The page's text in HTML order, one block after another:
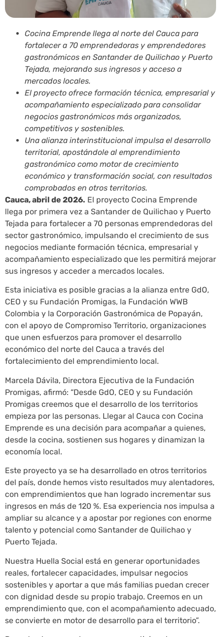
Cocina Emprende llega al norte del Cauca para
fortalecer a 70 emprendedoras y emprendedores
gastronómicos en Santander de Quilichao y Puerto
Tejada, mejorando sus ingresos y acceso a
mercados locales.
El proyecto ofrece formación técnica, empresarial y
acompañamiento especializado para consolidar
negocios gastronómicos más organizados,
competitivos y sostenibles.
Una alianza interinstitucional impulsa el desarrollo
territorial, apostándole al emprendimiento
gastronómico como motor de crecimiento
económico y transformación social, con resultados
comprobados en otros territorios.
Cauca, abril de 2026. El proyecto Cocina Emprende
llega por primera vez a Santander de Quilichao y Puerto
Tejada para fortalecer a 70 personas emprendedoras del
sector gastronómico, impulsando el crecimiento de sus
negocios mediante formación técnica, empresarial y
acompañamiento especializado que les permitirá mejorar
sus ingresos y acceder a mercados locales.
Esta iniciativa es posible gracias a la alianza entre GdO,
CEO y su Fundación Promigas, la Fundación WWB
Colombia y la Corporación Gastronómica de Popayán,
con el apoyo de Compromiso Territorio, organizaciones
que unen esfuerzos para promover el desarrollo
económico del norte del Cauca a través del
fortalecimiento del emprendimiento local.
Marcela Dávila, Directora Ejecutiva de la Fundación
Promigas, afirmó: “Desde GdO, CEO y su Fundación
Promigas creemos que el desarrollo de los territorios
empieza por las personas. Llegar al Cauca con Cocina
Emprende es una decisión para acompañar a quienes,
desde la cocina, sostienen sus hogares y dinamizan la
economía local.
Este proyecto ya se ha desarrollado en otros territorios
del país, donde hemos visto resultados muy alentadores,
con emprendimientos que han logrado incrementar sus
ingresos en más de 120 %. Esa experiencia nos impulsa a
ampliar su alcance y a apostar por regiones con enorme
talento y potencial como Santander de Quilichao y
Puerto Tejada.
Nuestra Huella Social está en generar oportunidades
reales, fortalecer capacidades, impulsar negocios
sostenibles y aportar a que más familias puedan crecer
con dignidad desde su propio trabajo. Creemos en un
emprendimiento que, con el acompañamiento adecuado,
se convierte en motor de desarrollo para el territorio”.